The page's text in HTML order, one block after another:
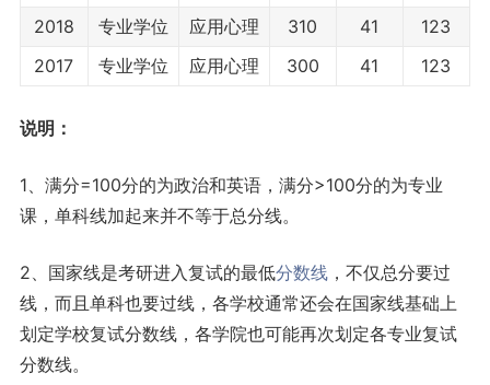
2018
专业学位 应用心理 310 41
123
2017
专业学位 应用心理 300 41 123
说明：
1、满分=100分的为政治和英语，满分>100分的为专业
课，单科线加起来并不等于总分线。
2、国家线是考研进入复试的最低分数线，不仅总分要过
线，而且单科也要过线，各学校通常还会在国家线基础上
划定学校复试分数线，各学院也可能再次划定各专业复试
分数线。